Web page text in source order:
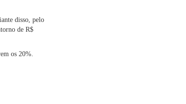
disso, pelo
de R$
os 20%.